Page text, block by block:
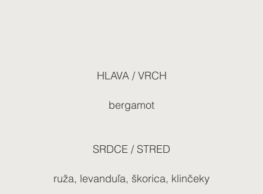
HLAVA / VRCH
bergamot
SRDCE / STRED
ruža, levanduľa, škorica, klinčeky